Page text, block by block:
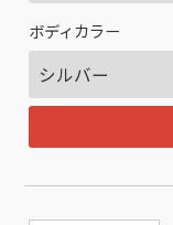
ボディカラー